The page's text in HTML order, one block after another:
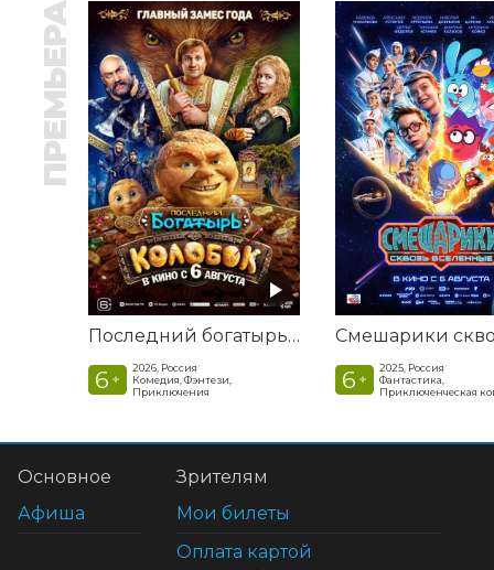
ПРЕМЬЕРА
Последний богатырь. Колобок
6 +
2026, Россия
Комедия, Фэнтези,
Приключения
6 +
2025, Россия
Фантастика,
Приключенческая
Основное
Афиша
Зрителям
Мои билеты
Оплата картой